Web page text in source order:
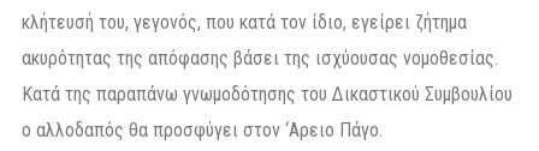
κλήτευσή του, γεγονός, που κατά τον ίδιο, εγείρει ζήτημα
ακυρότητας της απόφασης βάσει της ισχύουσας νομοθεσίας.
Κατά της παραπάνω γνωμοδότησης του Δικαστικού Συμβουλίου
ο αλλοδαπός θα προσφύγει στον ‘Αρειο Πάγο.